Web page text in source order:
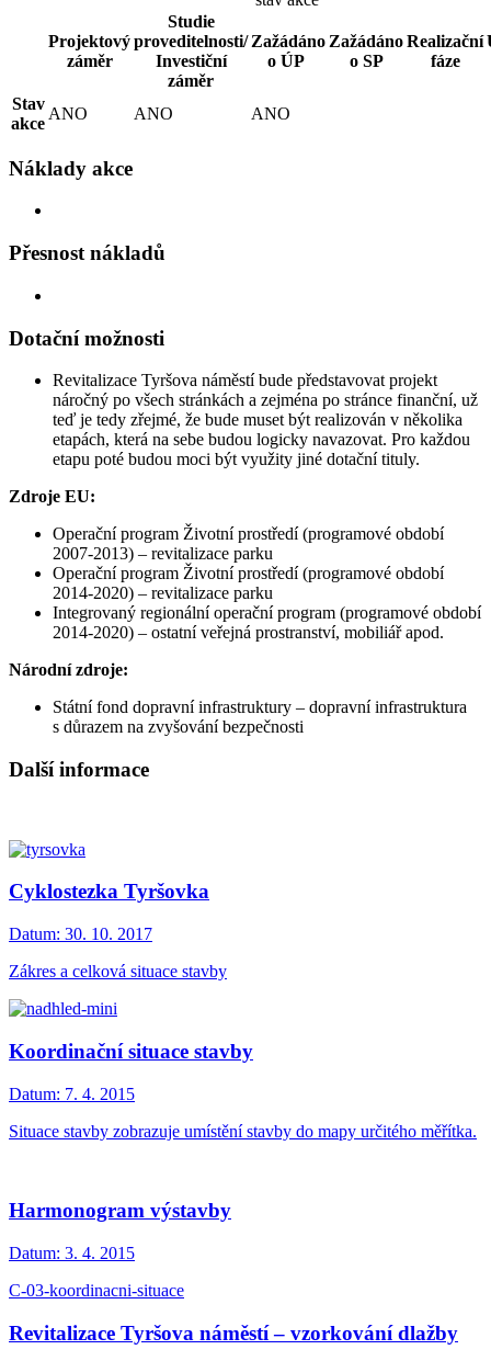
Projektový
záměr
Studie
proveditelnosti/
Investiční
záměr
Zažádáno
o ÚP
Zažádáno
o SP
Realizační
fáze
Stav
akce
ANO ANO ANO
Náklady akce
Přesnost nákladů
Dotační možnosti
Revitalizace Tyršova náměstí bude představovat projekt
náročný po všech stránkách a zejména po stránce finanční, už
teď je tedy zřejmé, že bude muset být realizován v několika
etapách, která na sebe budou logicky navazovat. Pro každou
etapu poté budou moci být využity jiné dotační tituly.
Zdroje EU:
Operační program Životní prostředí (programové období
2007-2013) – revitalizace parku
Operační program Životní prostředí (programové období
2014-2020) – revitalizace parku
Integrovaný regionální operační program (programové období
2014-2020) – ostatní veřejná prostranství, mobiliář apod.
Národní zdroje:
Státní fond dopravní infrastruktury – dopravní infrastruktura
s důrazem na zvyšování bezpečnosti
Další informace
Cyklostezka Tyršovka
Datum: 30. 10. 2017
Zákres a celková situace stavby
Koordinační situace stavby
Datum: 7. 4. 2015
Situace stavby zobrazuje umístění stavby do mapy určitého měřítka.
Harmonogram výstavby
Datum: 3. 4. 2015
C-03-koordinacni-situace
Revitalizace Tyršova náměstí – vzorkování dlažby